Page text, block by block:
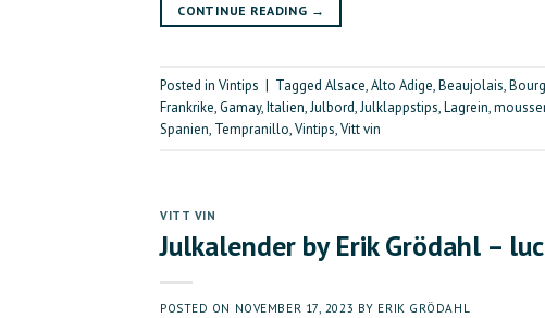
CONTINUE READING →
Posted in Vintips | Tagged Alsace,Alto Adige,Beaujolais,
Frankrike,Gamay,Italien,Julbord,Julklappstips,Lagrein,
Spanien, Tempranillo,Vintips,Vitt vin
VITT VIN
Julkalender by Erik Grödahl –
POSTED ON NOVEMBER 17, 2023 BY ERIK GRÖDAHL